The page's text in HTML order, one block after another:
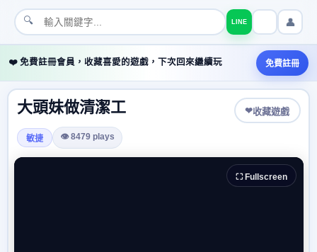
🔍 LINE 👤
❤️ 免費註冊會員，收藏喜愛的遊戲，下次回來繼續玩 免費註冊
大頭妹做清潔工 ❤收藏遊戲
敏捷 👁 8479 plays
⛶ Fullscreen